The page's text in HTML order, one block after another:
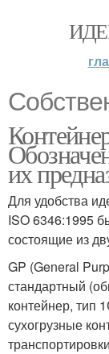
их
Для удобства
ISO 6346:1995
состоящие из
GP (General
стандартный
контейнер, тип
сухогрузные